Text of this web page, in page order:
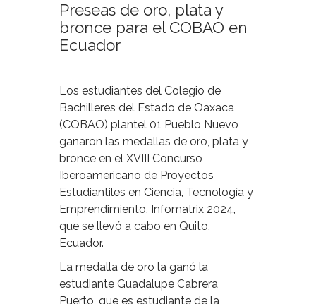
Preseas de oro, plata y
bronce para el COBAO en
Ecuador
Los estudiantes del Colegio de
Bachilleres del Estado de Oaxaca
(COBAO) plantel 01 Pueblo Nuevo
ganaron las medallas de oro, plata y
bronce en el XVIII Concurso
Iberoamericano de Proyectos
Estudiantiles en Ciencia, Tecnología y
Emprendimiento, Infomatrix 2024,
que se llevó a cabo en Quito,
Ecuador.
La medalla de oro la ganó la
estudiante Guadalupe Cabrera
Puerto, que es estudiante de la